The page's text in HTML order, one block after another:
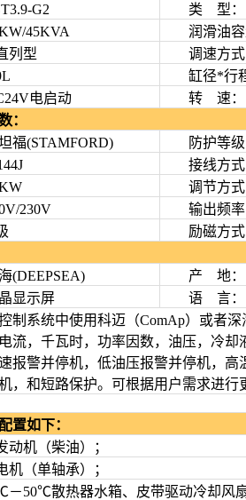
G2
类 型：
45KVA
润滑油容
型
调速方式
缸径*行程
电启动
转 速：
：
(STAMFORD)
防护等级
接线方式
调节方式
230V
输出频率
励磁方式
产 地：
示屏
语 言： 中
系统中使用科迈（ComAp）或者深
流，千瓦时，功率因数，油压，冷
报警并停机，低油压报警并停机，
，和短路保护。可根据用户需求进行
置如下：
机（柴油）；
（单轴承）；
散热器水箱、皮带驱动冷却风扇